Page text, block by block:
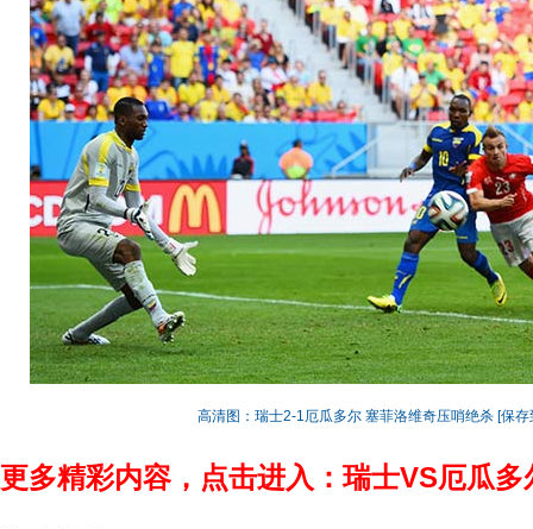
高清图：瑞士2-1厄瓜多尔 塞菲洛维奇压哨绝杀 [保
更多精彩内容，点击进入：瑞士VS厄瓜多